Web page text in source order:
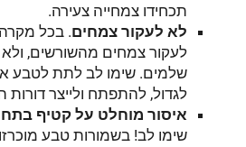
תכחידו צמחייה צעירה.
לא לעקור צמחים. בכל
לעקור צמחים מהשורשים,
שלמים. שימו לב לתת לטבע
לגדול, להתפתח ולייצר
איסור מוחלט על קטיף
שימו לב! בשמורות טבע